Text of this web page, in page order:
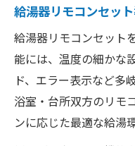
給湯器リモ
給湯器リモコンセッ
給湯器リモコンセット
能には、温度の細かな
ド、エラー表示など多
浴室・台所双方のリモ
ンに応じた最適な給湯